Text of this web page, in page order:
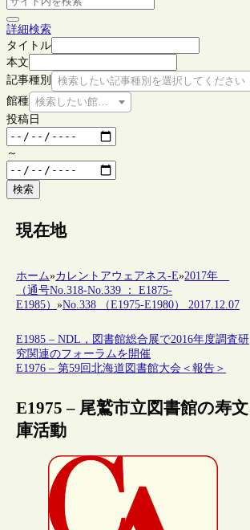
詳細検索
タイトル
本文
記事種別
検索したい記事種別を選択してください
館種 検索したい館種を選択してください
投稿日
～
検索
現在地
ホーム»カレントアウェアネス-E»2017年
（通号No.318-No.339 ： E1875-
E1985）»No.338 （E1975-E1980） 2017.12.07
E1985 – NDL，図書館総合展で2016年度調査研
究関連のフォーラムを開催
E1976 – 第59回北海道図書館大会＜報告＞
E1975 – 尾鷲市立図書館の寿文
庫活動